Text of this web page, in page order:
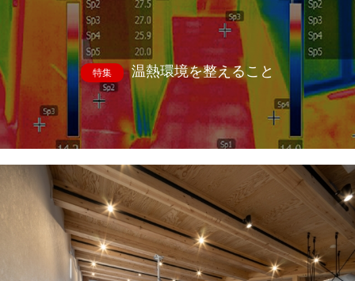
特集 温熱環境を整えること